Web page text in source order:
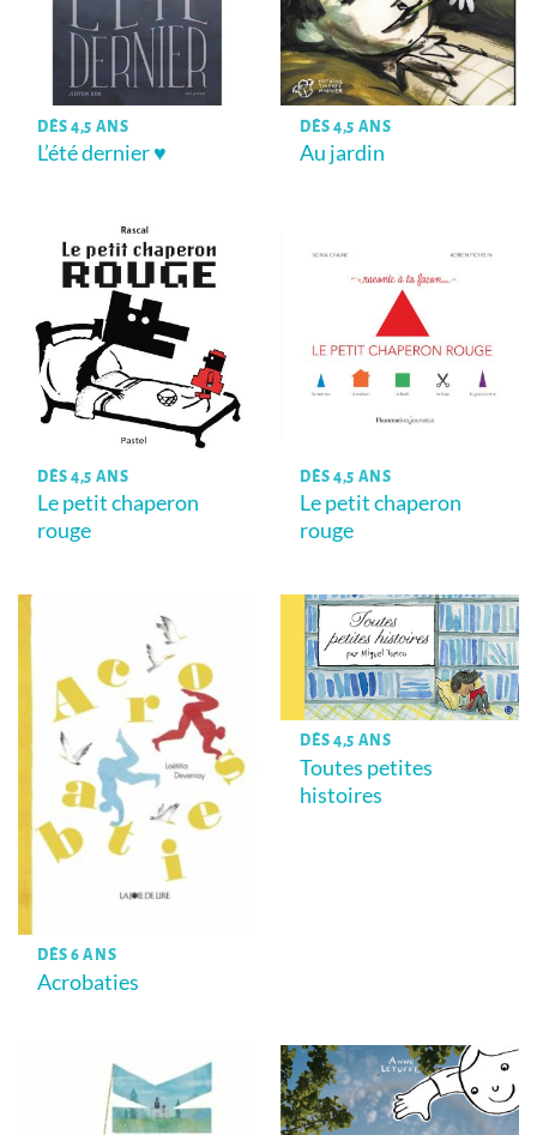
DÈS 4,5 ANS
L’été dernier ♥
DÈS 4,5 ANS
Au jardin
DÈS 4,5 ANS
Le petit chaperon
rouge
DÈS 4,5 ANS
Le petit chaperon
rouge
DÈS 6 ANS
Acrobaties
DÈS 4,5 ANS
Toutes petites
histoires